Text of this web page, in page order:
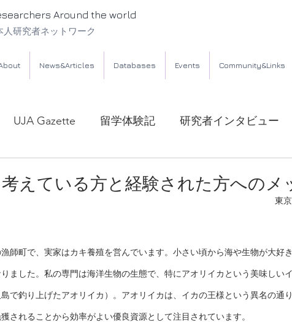
Around the world
研究者ネットワーク
News&Articles Databases Events Community&Links
UJA Gazette 留学体験記 研究者インタビュー
えている方と経験された方へのメ
東
師町で、実家はカキ養殖を営んでいます。小さい頃から海や生物が大好
ました。私の専門は海洋生物の生態で、特にアオリイカという美味しい
で釣り上げたアオリイカ）。アオリイカは、イカの王様という異名の通
されることから効率がよい優良資源として注目されています。